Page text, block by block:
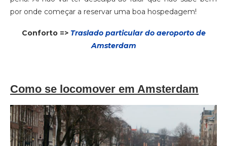
por onde começar a reservar uma boa hospedagem!
Conforto => Traslado particular do aeroporto de
Amsterdam
Como se locomover em Amsterdam